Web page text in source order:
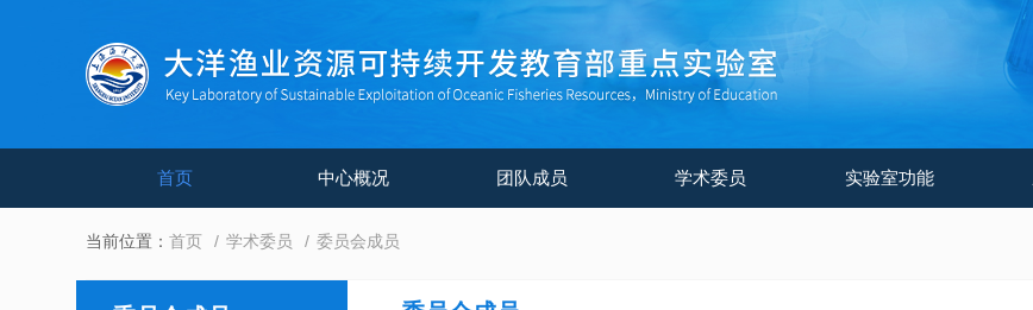
首页 中心概况 团队成员 学术委员 实验室功能
当前位置： 首页 学术委员 委员会成员